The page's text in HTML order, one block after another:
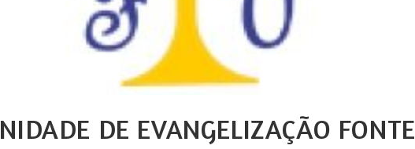
DE EVANGELIZAÇÃO FONTE